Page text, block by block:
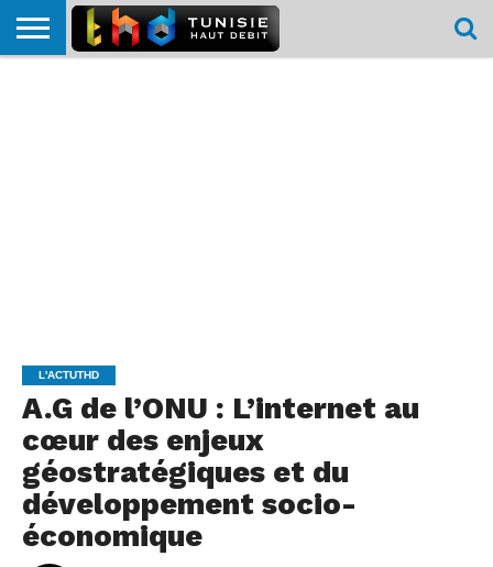
L'ACTUTHD
A.G de l’ONU : L’internet au
cœur des enjeux
géostratégiques et du
développement socio-
économique